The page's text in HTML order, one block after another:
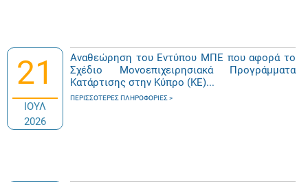
21
ΙΟΥΛ
2026
Αναθεώρηση του Εντύπου ΜΠΕ που αφορά το
Σχέδιο Μονοεπιχειρησιακά Προγράμματα
Κατάρτισης στην Κύπρο (ΚΕ)...
ΠΕΡΙΣΣΌΤΕΡΕΣ ΠΛΗΡΟΦΟΡΊΕΣ